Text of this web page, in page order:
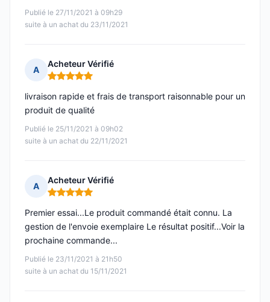
Publié le 27/11/2021 à 09h29
suite à un achat du 23/11/2021
A
Acheteur Vérifié
Note : 5 sur 5
Publié le 25/11/2021 à 09h02
suite à un achat du 22/11/2021
livraison rapide et frais de transport raisonnable pour un
produit de qualité
A
Acheteur Vérifié
Note : 5 sur 5
Publié le 23/11/2021 à 21h50
suite à un achat du 15/11/2021
Premier essai...Le produit commandé était connu. La
gestion de l'envoie exemplaire Le résultat positif...Voir la
prochaine commande...